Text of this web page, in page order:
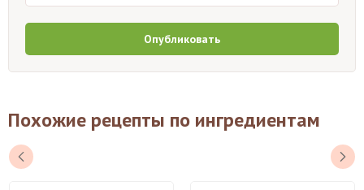
Опубликовать
Похожие рецепты по ингредиентам